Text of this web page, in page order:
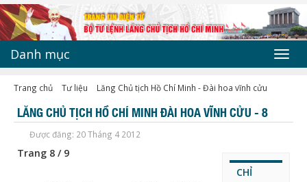
Danh mục
Trang chủ Tư liệu Lăng Chủ tịch Hồ Chí Minh - Đài hoa vĩnh cửu
LĂNG CHỦ TỊCH HỒ CHÍ MINH ĐÀI HOA VĨNH CỬU - 8
Được đăng: 20 Tháng 4 2012
CHỈ
Trang 8 / 9